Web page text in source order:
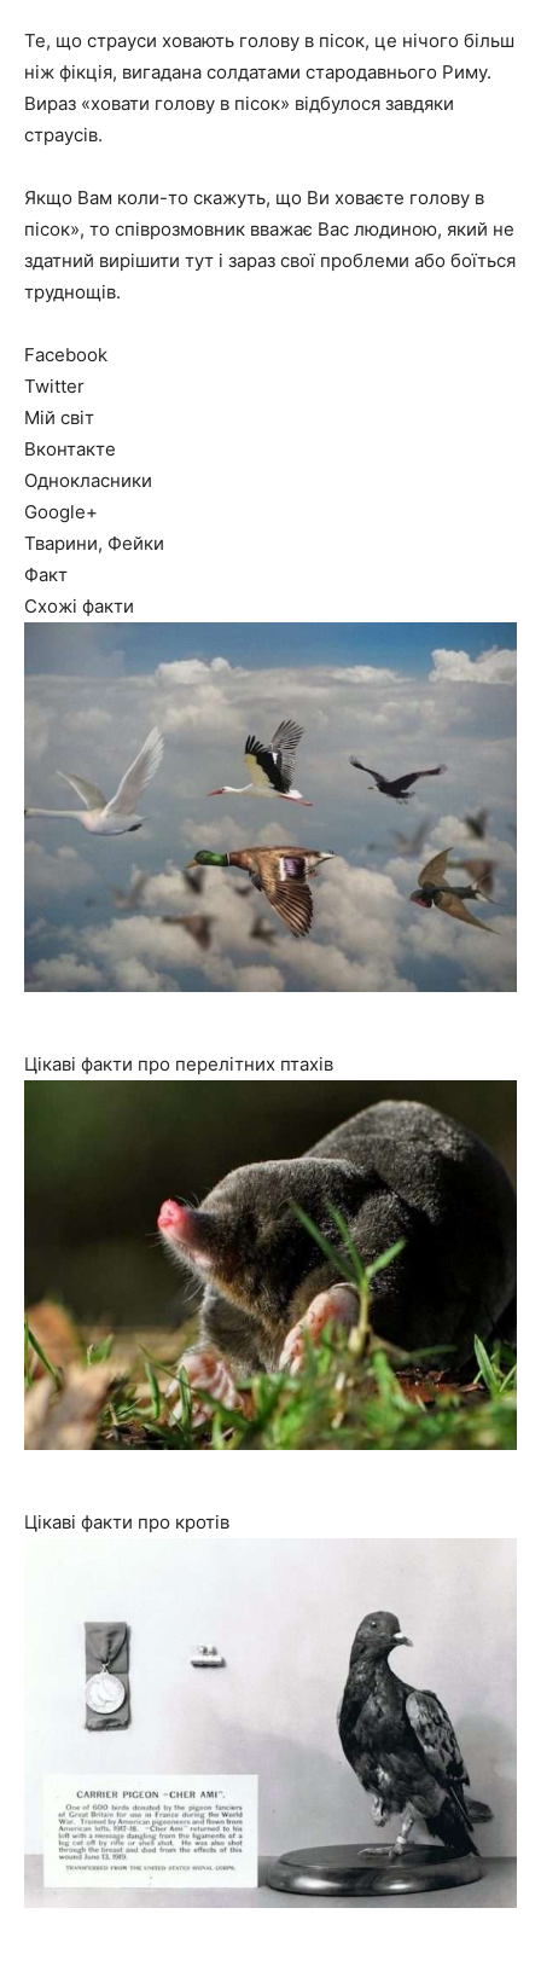
Те, що страуси ховають голову в пісок, це нічого більш
ніж фікція, вигадана солдатами стародавнього Риму.
Вираз «ховати голову в пісок» відбулося завдяки
страусів.
Якщо Вам коли-то скажуть, що Ви ховаєте голову в
пісок», то співрозмовник вважає Вас людиною, який не
здатний вирішити тут і зараз свої проблеми або боїться
труднощів.
Facebook
Twitter
Мій світ
Вконтакте
Однокласники
Google+
Тварини, Фейки
Факт
Схожі факти
Цікаві факти про перелітних птахів
Цікаві факти про кротів